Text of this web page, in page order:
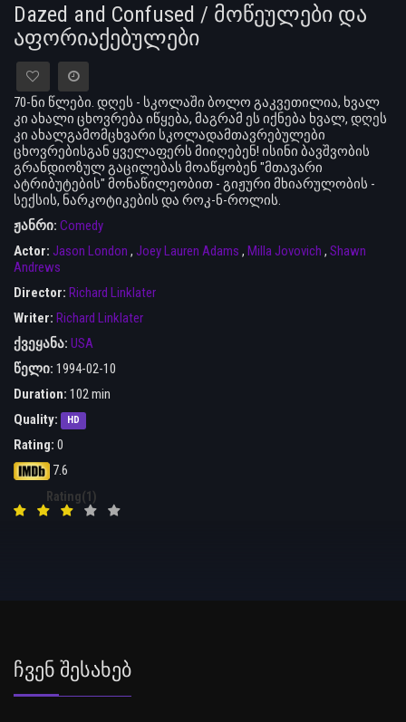
Dazed and Confused / მოწეულები და
აფორიაქებულები
70-ნი წლები. დღეს - სკოლაში ბოლო გაკვეთილია, ხვალ
კი ახალი ცხოვრება იწყება, მაგრამ ეს იქნება ხვალ, დღეს
კი ახალგამომცხვარი სკოლადამთავრებულები
ცხოვრებისგან ყველაფერს მიიღებენ! ისინი ბავშვობის
გრანდიოზულ გაცილებას მოაწყობენ "მთავარი
ატრიბუტების" მონაწილეობით - გიჟური მხიარულობის -
სექსის, ნარკოტიკების და როკ-ნ-როლის.
ჟანრი: Comedy
Actor: Jason London , Joey Lauren Adams , Milla Jovovich , Shawn
Andrews
Director: Richard Linklater
Writer: Richard Linklater
ქვეყანა: USA
წელი: 1994-02-10
Duration: 102 min
Quality:
HD
Rating: 0
7.6
Rating(1)
Ჩვენ Შესახებ